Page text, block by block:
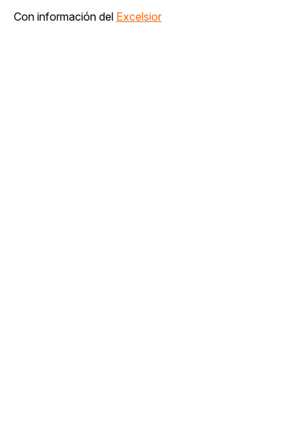
Con información del Excelsior